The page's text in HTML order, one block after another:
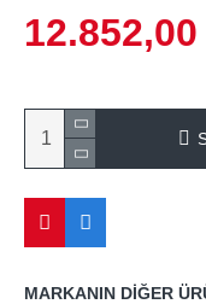
MARKANIN DIĞER